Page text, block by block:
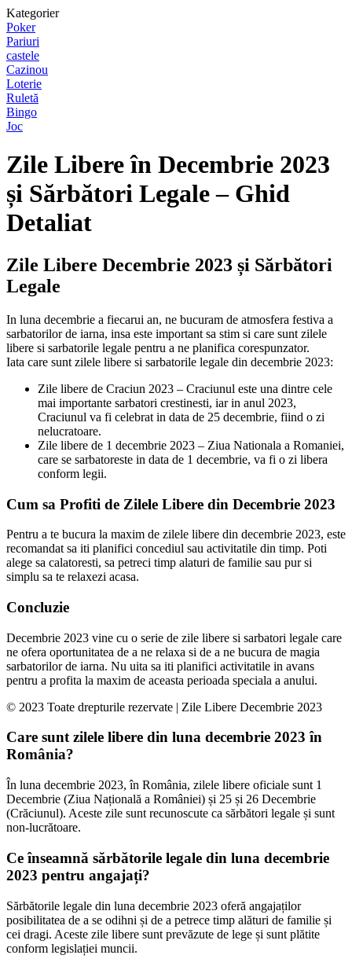
Kategorier
Poker
Pariuri
castele
Cazinou
Loterie
Ruletă
Bingo
Joc
Zile Libere în Decembrie 2023
și Sărbători Legale – Ghid
Detaliat
Zile Libere Decembrie 2023 și Sărbători
Legale
In luna decembrie a fiecarui an, ne bucuram de atmosfera festiva a
sarbatorilor de iarna, insa este important sa stim si care sunt zilele
libere si sarbatorile legale pentru a ne planifica corespunzator.
Iata care sunt zilele libere si sarbatorile legale din decembrie 2023:
Zile libere de Craciun 2023 – Craciunul este una dintre cele
mai importante sarbatori crestinesti, iar in anul 2023,
Craciunul va fi celebrat in data de 25 decembrie, fiind o zi
nelucratoare.
Zile libere de 1 decembrie 2023 – Ziua Nationala a Romaniei,
care se sarbatoreste in data de 1 decembrie, va fi o zi libera
conform legii.
Cum sa Profiti de Zilele Libere din Decembrie 2023
Pentru a te bucura la maxim de zilele libere din decembrie 2023, este
recomandat sa iti planifici concediul sau activitatile din timp. Poti
alege sa calatoresti, sa petreci timp alaturi de familie sau pur si
simplu sa te relaxezi acasa.
Concluzie
Decembrie 2023 vine cu o serie de zile libere si sarbatori legale care
ne ofera oportunitatea de a ne relaxa si de a ne bucura de magia
sarbatorilor de iarna. Nu uita sa iti planifici activitatile in avans
pentru a profita la maxim de aceasta perioada speciala a anului.
© 2023 Toate drepturile rezervate | Zile Libere Decembrie 2023
Care sunt zilele libere din luna decembrie 2023 în
România?
În luna decembrie 2023, în România, zilele libere oficiale sunt 1
Decembrie (Ziua Națională a României) și 25 și 26 Decembrie
(Crăciunul). Aceste zile sunt recunoscute ca sărbători legale și sunt
non-lucrătoare.
Ce înseamnă sărbătorile legale din luna decembrie
2023 pentru angajați?
Sărbătorile legale din luna decembrie 2023 oferă angajaților
posibilitatea de a se odihni și de a petrece timp alături de familie și
cei dragi. Aceste zile libere sunt prevăzute de lege și sunt plătite
conform legislației muncii.